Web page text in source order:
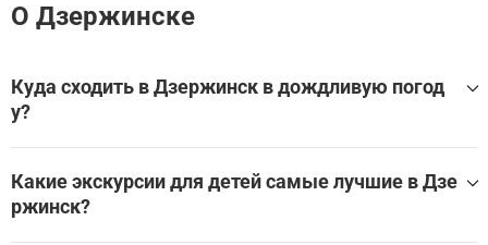
О Дзержинске
Куда сходить в Дзержинск в дождливую погод
у?
инск для дождливой погоды:
РУТС (RUTS) Дзержинск 2025
Какие экскурсии для детей самые лучшие в Дзе
ржинск?